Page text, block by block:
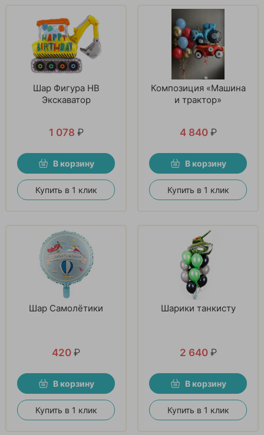
Шар Фигура HB
Экскаватор
1 078 ₽
В корзину
Купить в 1 клик
Композиция «Машина
и трактор»
4 840 ₽
В корзину
Купить в 1 клик
Шар Самолётики
420 ₽
В корзину
Купить в 1 клик
Шарики танкисту
2 640 ₽
В корзину
Купить в 1 клик